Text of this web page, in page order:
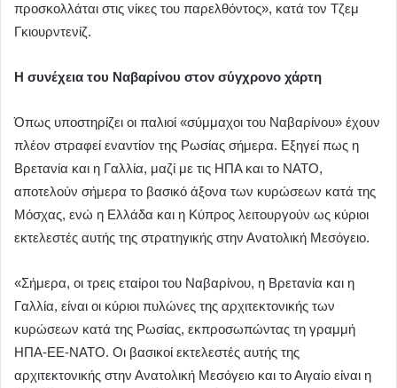
προσκολλάται στις νίκες του παρελθόντος», κατά τον Τζεμ
Γκιουρντενίζ.
Η συνέχεια του Ναβαρίνου στον σύγχρονο χάρτη
Όπως υποστηρίζει οι παλιοί «σύμμαχοι του Ναβαρίνου» έχουν
πλέον στραφεί εναντίον της Ρωσίας σήμερα. Εξηγεί πως η
Βρετανία και η Γαλλία, μαζί με τις ΗΠΑ και το ΝΑΤΟ,
αποτελούν σήμερα το βασικό άξονα των κυρώσεων κατά της
Μόσχας, ενώ η Ελλάδα και η Κύπρος λειτουργούν ως κύριοι
εκτελεστές αυτής της στρατηγικής στην Ανατολική Μεσόγειο.
«Σήμερα, οι τρεις εταίροι του Ναβαρίνου, η Βρετανία και η
Γαλλία, είναι οι κύριοι πυλώνες της αρχιτεκτονικής των
κυρώσεων κατά της Ρωσίας, εκπροσωπώντας τη γραμμή
ΗΠΑ-ΕΕ-ΝΑΤΟ. Οι βασικοί εκτελεστές αυτής της
αρχιτεκτονικής στην Ανατολική Μεσόγειο και το Αιγαίο είναι η